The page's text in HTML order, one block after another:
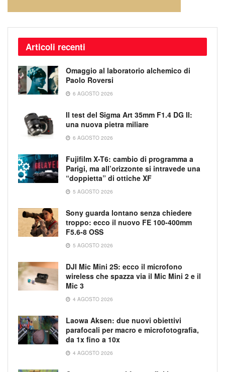
Articoli recenti
Omaggio al laboratorio alchemico di
Paolo Roversi
6 AGOSTO 2026
Il test del Sigma Art 35mm F1.4 DG II:
una nuova pietra miliare
6 AGOSTO 2026
Fujifilm X-T6: cambio di programma a
Parigi, ma all’orizzonte si intravede una
“doppietta” di ottiche XF
5 AGOSTO 2026
Sony guarda lontano senza chiedere
troppo: ecco il nuovo FE 100-400mm
F5.6-8 OSS
5 AGOSTO 2026
DJI Mic Mini 2S: ecco il microfono
wireless che spazza via il Mic Mini 2 e il
Mic 3
4 AGOSTO 2026
Laowa Aksen: due nuovi obiettivi
parafocali per macro e microfotografia,
da 1x fino a 10x
4 AGOSTO 2026